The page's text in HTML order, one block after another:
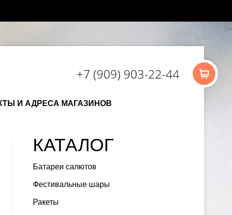
+7 (909) 903-22-44
И АДРЕСА МАГАЗИНОВ
КАТАЛОГ
Батареи салютов
Фестивальные шары
Ракеты